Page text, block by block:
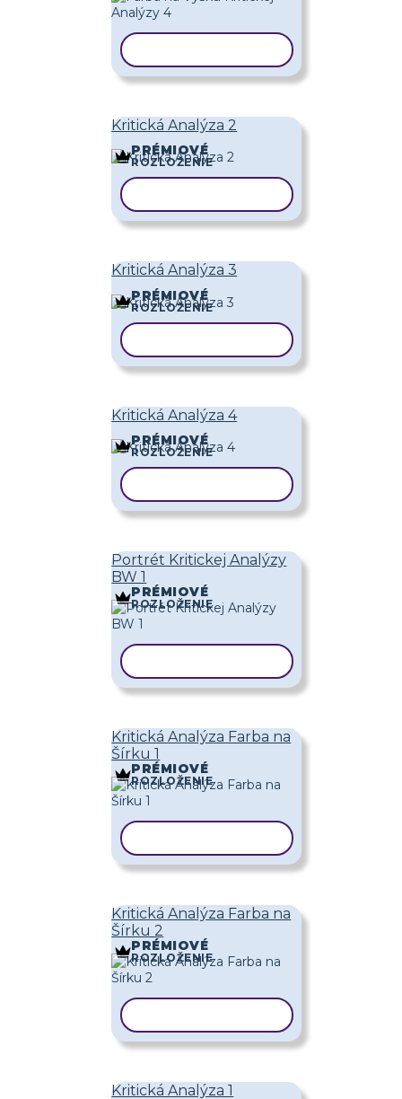
Kritická Analýza 2
PRÉMIOVÉ
ROZLOŽENIE
Kritická Analýza 3
PRÉMIOVÉ
ROZLOŽENIE
Kritická Analýza 4
PRÉMIOVÉ
ROZLOŽENIE
Portrét Kritickej Analýzy
BW 1
PRÉMIOVÉ
ROZLOŽENIE
Kritická Analýza Farba na
Šírku 1
PRÉMIOVÉ
ROZLOŽENIE
Kritická Analýza Farba na
Šírku 2
PRÉMIOVÉ
ROZLOŽENIE
Kritická Analýza 1